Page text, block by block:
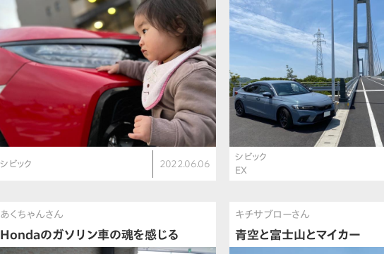
シビック 2022.06.06
シビック
EX
あくちゃんさん
Hondaのガソリン車の魂を感じる
キチサブローさん
青空と富士山とマイカー